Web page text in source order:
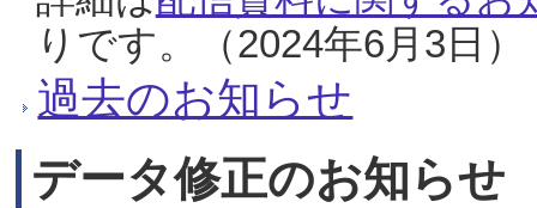
りです。（2024年6月3日）
過去のお知らせ
データ修正のお知らせ